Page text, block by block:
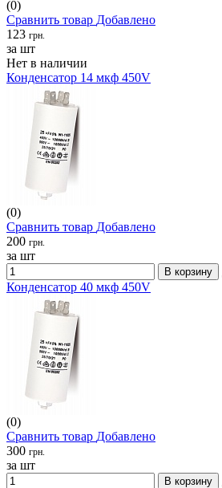
(0)
Сравнить товар Добавлено
123 грн.
за шт
Нет в наличии
Конденсатор 14 мкф 450V
(0)
Сравнить товар Добавлено
200 грн.
за шт
В корзину
Конденсатор 40 мкф 450V
(0)
Сравнить товар Добавлено
300 грн.
за шт
В корзину